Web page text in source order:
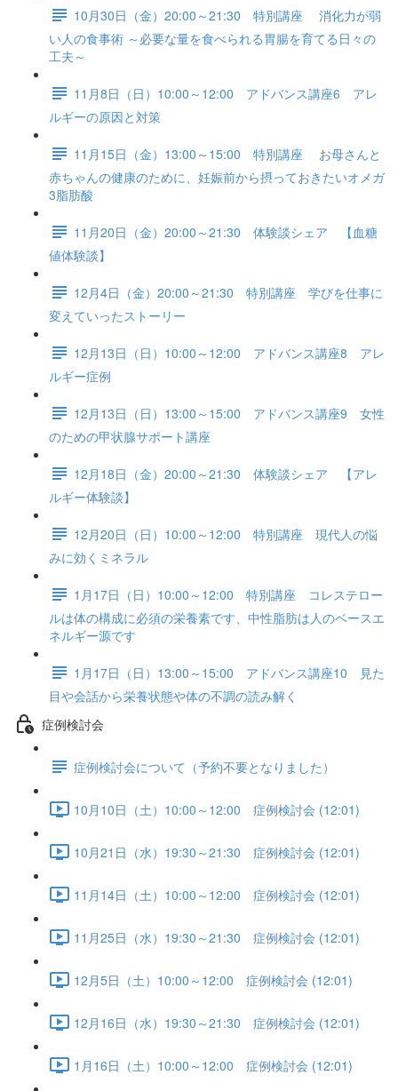
10月30日（金）20:00～21:30 特別講座 消化力が弱
い人の食事術 ～必要な量を食べられる胃腸を育てる日々の
工夫～
11月8日（日）10:00～12:00 アドバンス講座6 アレ
ルギーの原因と対策
11月15日（金）13:00～15:00 特別講座 お母さんと
赤ちゃんの健康のために、妊娠前から摂っておきたいオメガ
3脂肪酸
11月20日（金）20:00～21:30 体験談シェア 【血糖
値体験談】
12月4日（金）20:00～21:30 特別講座 学びを仕事に
変えていったストーリー
12月13日（日）10:00～12:00 アドバンス講座8 アレ
ルギー症例
12月13日（日）13:00～15:00 アドバンス講座9 女性
のための甲状腺サポート講座
12月18日（金）20:00～21:30 体験談シェア 【アレ
ルギー体験談】
12月20日（日）10:00～12:00 特別講座 現代人の悩
みに効くミネラル
1月17日（日）10:00～12:00 特別講座 コレステロー
ルは体の構成に必須の栄養素です、中性脂肪は人のベースエ
ネルギー源です
1月17日（日）13:00～15:00 アドバンス講座10 見た
目や会話から栄養状態や体の不調の読み解く
症例検討会
症例検討会について（予約不要となりました）
10月10日（土）10:00～12:00 症例検討会 (12:01)
10月21日（水）19:30～21:30 症例検討会 (12:01)
11月14日（土）10:00～12:00 症例検討会 (12:01)
11月25日（水）19:30～21:30 症例検討会 (12:01)
12月5日（土）10:00～12:00 症例検討会 (12:01)
12月16日（水）19:30～21:30 症例検討会 (12:01)
1月16日（土）10:00～12:00 症例検討会 (12:01)